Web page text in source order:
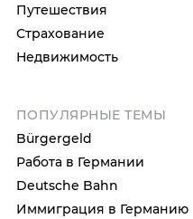
Путешествия
Страхование
Недвижимость
ПОПУЛЯРНЫЕ ТЕМЫ
Bürgergeld
Работа в Германии
Deutsche Bahn
Иммиграция в Германию